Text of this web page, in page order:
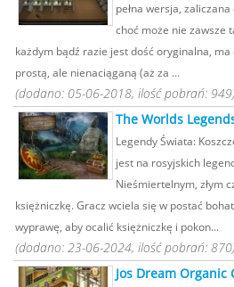
pełna wersja,
choć może nie zawsze
każdym bądź razie jest dość oryginalna,
prostą, ale nienaciąganą (aż za ...
(dodano: 05-06-2018, ilość pobrań: 949)
The Worlds
Legendy Świata:
jest na rosyjskich
Nieśmiertelnym, złym
księżniczkę. Gracz wciela się w postać
wyprawę, aby ocalić księżniczkę i pokon...
(dodano: 23-06-2024, ilość pobrań: 870)
Jos Dream Organic